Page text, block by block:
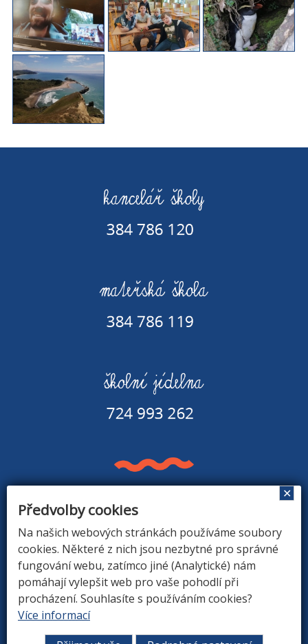
Základní škola a Mateřská škola v Rapšachu
378 07 Rapšach 290
GPS souřadnice: 48.8779183N, 14.9374494E
ÚVOD|O ŠKOLE|ZÁKLADNÍ ŠKOLA|MATEŘSKÁ
ŠKOLA
Předvolby cookies
Na našich webových stránkách používáme soubory
cookies. Některé z nich jsou nezbytné pro správné
fungování webu, zatímco jiné (Analytické) nám
pomáhají vylepšit web pro vaše pohodlí při
procházení. Souhlasíte s používáním cookies?
Více informací
✕